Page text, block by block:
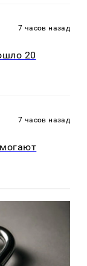
7 часов назад
20
7 часов назад